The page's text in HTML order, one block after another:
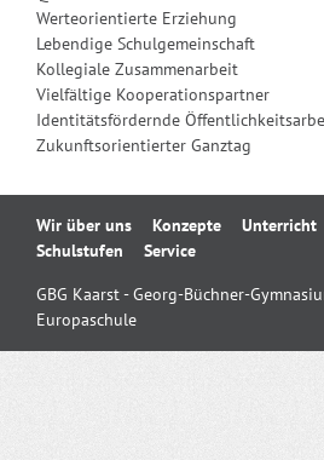
Werteorientierte Erziehung
Lebendige Schulgemeinschaft
Kollegiale Zusammenarbeit
Vielfältige Kooperationspartner
Identitätsfördernde
Zukunftsorientierter Ganztag
Navigation
überspringen
Wir über uns Konzepte Unterricht
Schulstufen
Service
GBG Kaarst - Georg-Büchner-
Europaschule